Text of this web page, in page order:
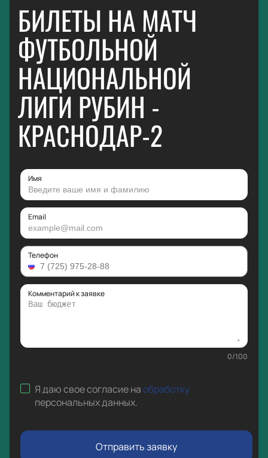
БИЛЕТЫ НА МАТЧ
ФУТБОЛЬНОЙ
НАЦИОНАЛЬНОЙ
ЛИГИ РУБИН -
КРАСНОДАР-2
Имя
Email
Телефон
Комментарий к заявке
0/100
Я даю свое согласие наобработку
персональных данных.
Отправить заявку